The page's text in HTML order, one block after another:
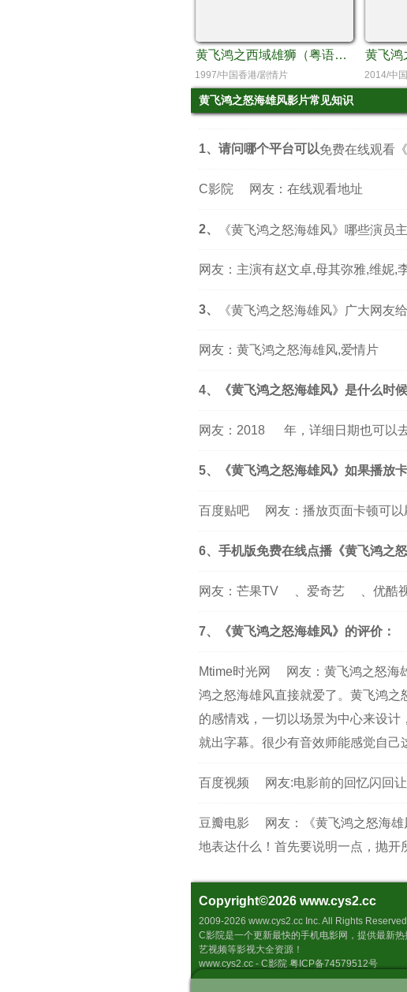
黄飞鸿之西域雄狮（粤语版）
1997/中国香港/剧情片 2014/中
黄飞鸿之怒海雄风影片常见知识
1、请问哪个平台可以免费在线观看
C影院 网友：在线观看地址
2、 《黄飞鸿之怒海雄风》哪些演员
网友：主演有赵文卓,母其弥雅,维妮,
3、 《黄飞鸿之怒海雄风》广大网友
网友：黄飞鸿之怒海雄风,爱情片
4、《黄飞鸿之怒海雄风》是什么时
网友： 2018 年，详细日期也可以
5、《黄飞鸿之怒海雄风》如果播放
百度贴吧 网友：播放页面卡顿可以
6、手机版免费在线点播《黄飞鸿之
网友： 芒果TV 爱奇艺 优酷
7、《黄飞鸿之怒海雄风》的评价：
Mtime时光网
网友：黄飞鸿之怒海
鸿之怒海雄风直接就爱了。黄飞鸿
的感情戏，一切以场景为中心来设
就出字幕。很少有音效师能感觉自己
百度视频 网友:电影前的回忆闪回
豆瓣电影
网友：《黄飞鸿之怒海
地表达什么！首先要说明一点，抛开
Copyright©2026 www.cys2.cc
2009-2026 www.cys2.cc Inc. All Rights
C影院是一个更新最快的手机电影网，提供最新
艺视频等影视大全资源！
www.cys2.cc - C影院 粤ICP备74579512号